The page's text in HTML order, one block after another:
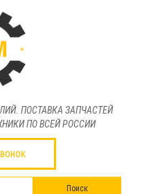
ПОСТАВКА ЗАПЧАСТЕЙ
ПО ВСЕЙ РОССИИ